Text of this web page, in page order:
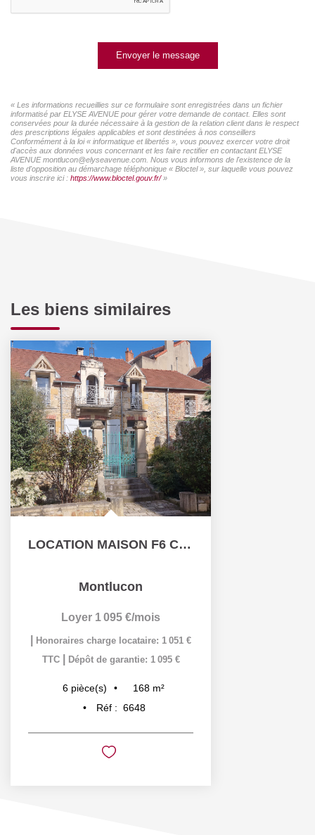
Envoyer le message
« Les informations recueillies sur ce formulaire sont enregistrées dans un fichier
informatisé par ELYSE AVENUE pour gérer votre demande de contact. Elles sont
conservées pour la durée nécessaire à la gestion de la relation client dans le respect
des prescriptions légales applicables et sont destinées à nos conseillers
Conformément à la loi « informatique et libertés », vous pouvez exercer votre droit
d'accès aux données vous concernant et les faire rectifier en contactant ELYSE
AVENUE montlucon@elyseavenue.com. Nous vous informons de l'existence de la
liste d'opposition au démarchage téléphonique « Bloctel », sur laquelle vous pouvez
vous inscrire ici : https://www.bloctel.gouv.fr/»
Les biens similaires
LOCATION MAISON F6 CENTRE VILLE MONTLUCON
Montlucon
Loyer 1 095 €/mois
Honoraires charge locataire: 1 051 €
TTC
Dépôt de garantie: 1 095 €
6 pièce(s) 168 m²
Réf : 6648